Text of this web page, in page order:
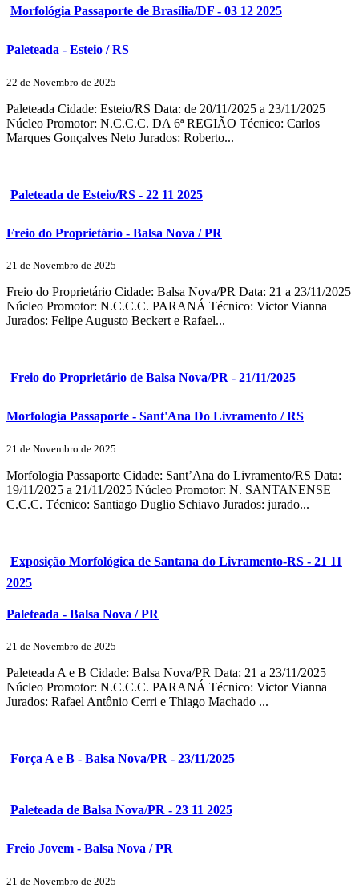
Morfológia Passaporte de Brasília/DF - 03 12 2025
Paleteada - Esteio / RS
22 de Novembro de 2025
Paleteada Cidade: Esteio/RS Data: de 20/11/2025 a 23/11/2025
Núcleo Promotor: N.C.C.C. DA 6ª REGIÃO Técnico: Carlos
Marques Gonçalves Neto Jurados: Roberto...
Paleteada de Esteio/RS - 22 11 2025
Freio do Proprietário - Balsa Nova / PR
21 de Novembro de 2025
Freio do Proprietário Cidade: Balsa Nova/PR Data: 21 a 23/11/2025
Núcleo Promotor: N.C.C.C. PARANÁ Técnico: Victor Vianna
Jurados: Felipe Augusto Beckert e Rafael...
Freio do Proprietário de Balsa Nova/PR - 21/11/2025
Morfologia Passaporte - Sant'Ana Do Livramento / RS
21 de Novembro de 2025
Morfologia Passaporte Cidade: Sant’Ana do Livramento/RS Data:
19/11/2025 a 21/11/2025 Núcleo Promotor: N. SANTANENSE
C.C.C. Técnico: Santiago Duglio Schiavo Jurados: jurado...
Exposição Morfológica de Santana do Livramento-RS - 21 11
2025
Paleteada - Balsa Nova / PR
21 de Novembro de 2025
Paleteada A e B Cidade: Balsa Nova/PR Data: 21 a 23/11/2025
Núcleo Promotor: N.C.C.C. PARANÁ Técnico: Victor Vianna
Jurados: Rafael Antônio Cerri e Thiago Machado ...
Força A e B - Balsa Nova/PR - 23/11/2025
Paleteada de Balsa Nova/PR - 23 11 2025
Freio Jovem - Balsa Nova / PR
21 de Novembro de 2025